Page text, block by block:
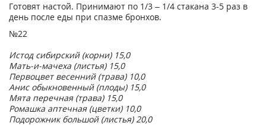
Готовят настой. Принимают по 1/3 – 1/4 стакана 3-5 раз в
день после еды при спазме бронхов.
№22
Истод сибирский (корни) 15,0
Мать-и-мачеха (листья) 15,0
Первоцвет весенний (трава) 10,0
Анис обыкновенный (плоды) 15,0
Мята перечная (трава) 15,0
Ромашка аптечная (цветки) 10,0
Подорожник большой (листья) 20,0